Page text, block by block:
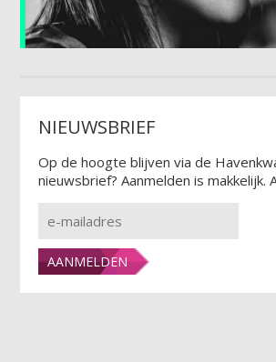
NIEUWSBRIEF
Op de hoogte blijven via de
nieuwsbrief? Aanmelden is makkelijk.